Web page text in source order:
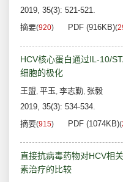
2019, 35(3): 521-521.
摘要(920) PDF (916KB)(
HCV核心蛋白通过IL-10/
细胞的极化
王盟, 平玉, 李志勤, 张毅
2019, 35(3): 534-534.
摘要(915) PDF (1074KB)(
直接抗病毒药物对HCV相
素治疗的比较